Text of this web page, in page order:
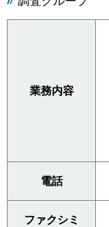
業務内容
電話
ファクシミ